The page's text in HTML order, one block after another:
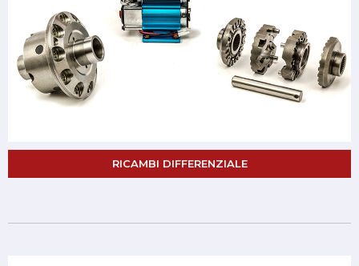
RICAMBI DIFFERENZIALE